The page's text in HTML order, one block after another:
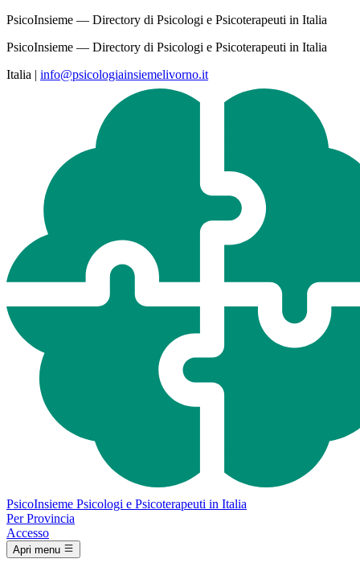
PsicoInsieme — Directory di Psicologi e Psicoterapeuti in Italia
PsicoInsieme — Directory di Psicologi e Psicoterapeuti in Italia
Italia | info@psicologiainsiemelivorno.it
PsicoInsieme Psicologi e Psicoterapeuti in Italia
Per Provincia
Accesso
Apri menu